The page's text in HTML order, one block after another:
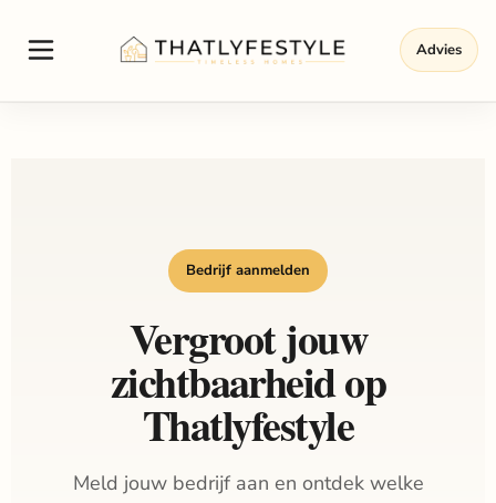
Advies
Bedrijf aanmelden
Vergroot jouw
zichtbaarheid op
Thatlyfestyle
Meld jouw bedrijf aan en ontdek welke